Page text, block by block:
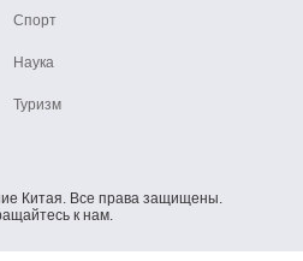
Спорт
Наука
Туризм
Китая. Все права защищены.
к нам.